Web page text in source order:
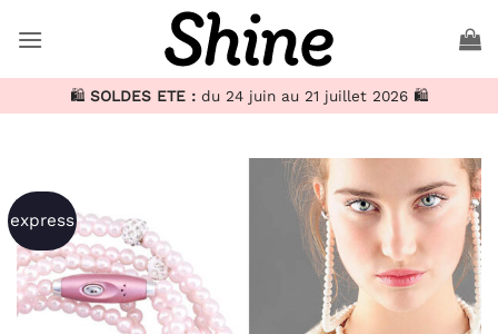
au
🛍️ SOLDES ETE : du 24 juin au 21 juillet 2026 🛍️
express